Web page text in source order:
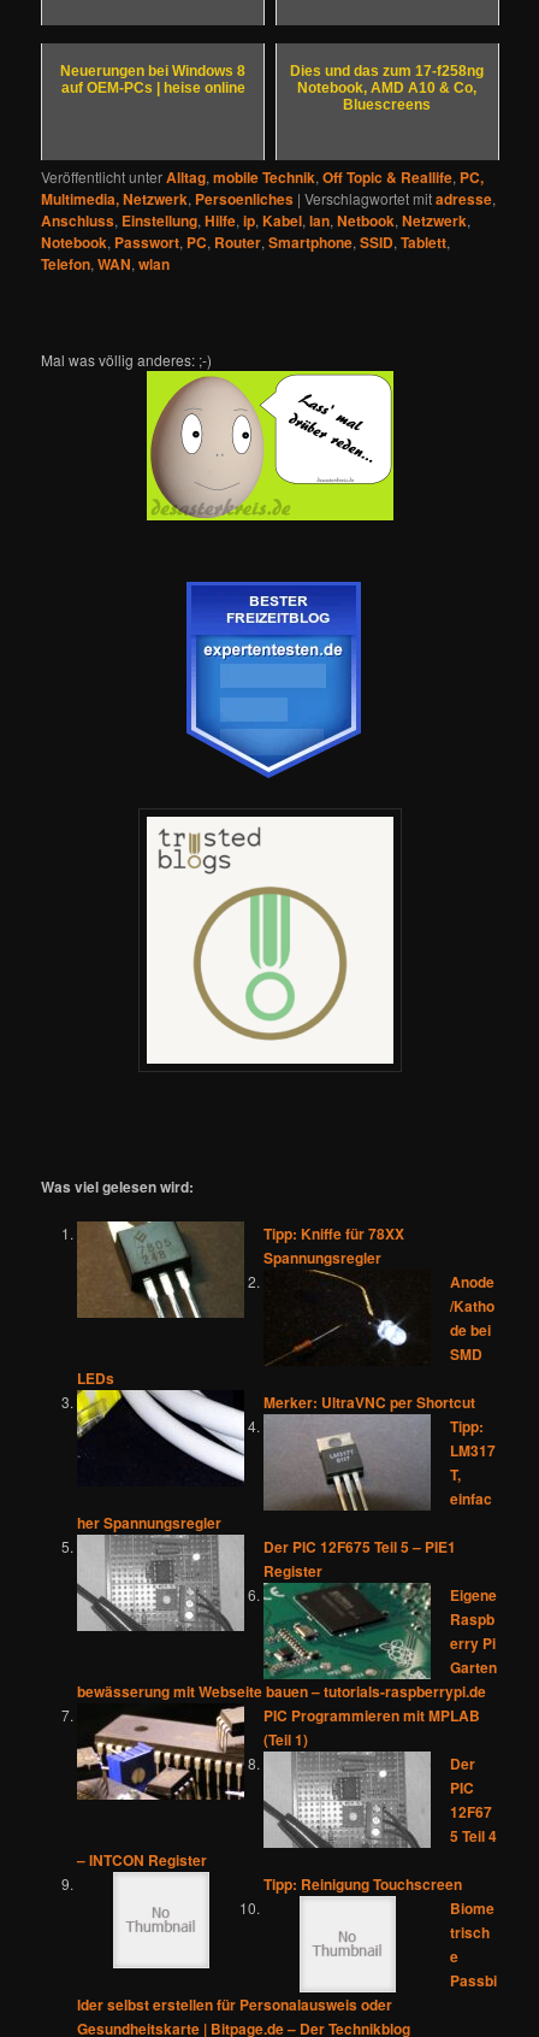
Neuerungen bei Windows 8
auf OEM-PCs | heise online
Dies und das zum 17-f258ng
Notebook, AMD A10 & Co,
Bluescreens
Veröffentlicht unterAlltag,mobile Technik,Off Topic & Reallife, PC,
Multimedia, Netzwerk, Persoenliches |Verschlagwortet mitadresse,
Anschluss, Einstellung,Hilfe,ip,Kabel,lan,Netbook,Netzwerk,
Notebook, Passwort, PC, Router,Smartphone,SSID,Tablett,
Telefon,WAN,wlan
Mal was völlig anderes: ;-)
Was viel gelesen wird:
Tipp: Kniffe für 78XX
Spannungsregler
Anode
/Katho
de bei
SMD
LEDs
Merker: UltraVNC per Shortcut
Tipp:
LM317
T,
einfac
her Spannungsregler
Der PIC 12F675 Teil 5 – PIE1
Register
Eigene
Raspb
erry Pi
Garten
bewässerung mit Webseite bauen – tutorials-raspberrypi.de
PIC Programmieren mit MPLAB
(Teil 1)
Der
PIC
12F67
5 Teil 4
– INTCON Register
Tipp: Reinigung Touchscreen
Biome
trisch
e
Passbi
lder selbst erstellen für Personalausweis oder
Gesundheitskarte | Bitpage.de – Der Technikblog